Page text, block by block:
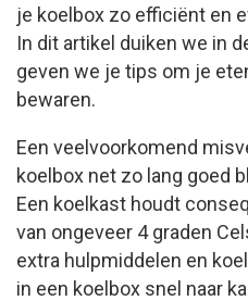
je koelbox zo efficiënt en
In dit artikel duiken we in
geven we je tips om je
bewaren.
Een veelvoorkomend
koelbox net zo lang goed
Een koelkast houdt
van ongeveer 4 graden
extra hulpmiddelen en
in een koelbox snel naar